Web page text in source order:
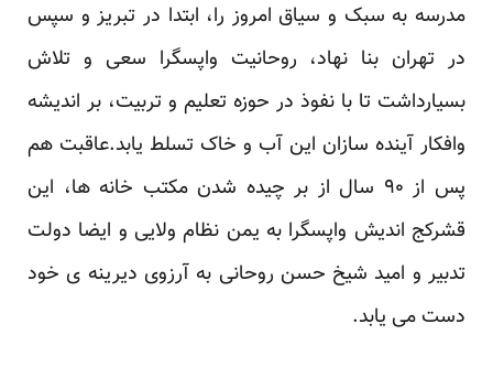
مدرسه به سبک و سیاق امروز را، ابتدا در تبریز و سپس
در تهران بنا نهاد، روحانیت واپسگرا سعی و تلاش
بسیارداشت تا با نفوذ در حوزه تعلیم و تربیت، بر اندیشه
وافکار آینده سازان این آب و خاک تسلط یابد.عاقبت هم
پس از ۹۰ سال از بر چیده شدن مکتب خانه ها، این
قشرکج اندیش واپسگرا به یمن نظام ولایی و ایضا دولت
تدبیر و امید شیخ حسن روحانی به آرزوی دیرینه ی خود
دست می یابد.